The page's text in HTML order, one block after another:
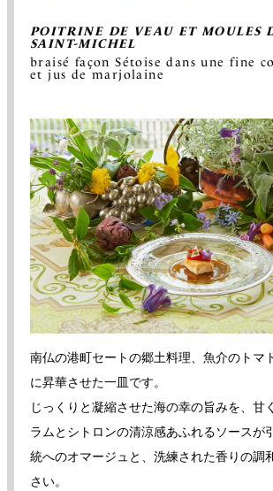
POITRINE DE VEAU ET MOULES
SAINT-MICHEL
braisé façon Sétoise dans une fine
et jus de marjolaine
南仏の港町セートの郷土料理、魚介のトマ
に昇華させた一皿です。
じっくりと凝縮させた海の幸の旨みを、甘
ラムとシトロンの清涼感あふれるソースが
統へのオマージュと、洗練された香りの調
さい。